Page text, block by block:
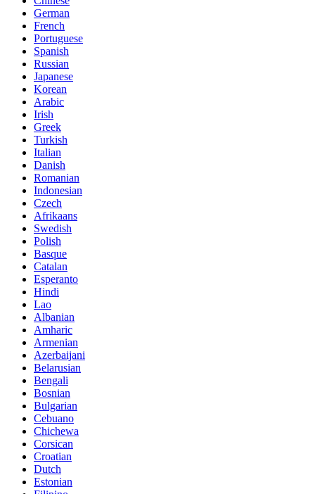
German
French
Portuguese
Spanish
Russian
Japanese
Korean
Arabic
Irish
Greek
Turkish
Italian
Danish
Romanian
Indonesian
Czech
Afrikaans
Swedish
Polish
Basque
Catalan
Esperanto
Hindi
Lao
Albanian
Amharic
Armenian
Azerbaijani
Belarusian
Bengali
Bosnian
Bulgarian
Cebuano
Chichewa
Corsican
Croatian
Dutch
Estonian